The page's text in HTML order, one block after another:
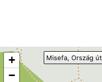
+
−
Misefa, Ország út